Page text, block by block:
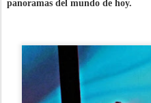
panoramas del mundo de hoy.